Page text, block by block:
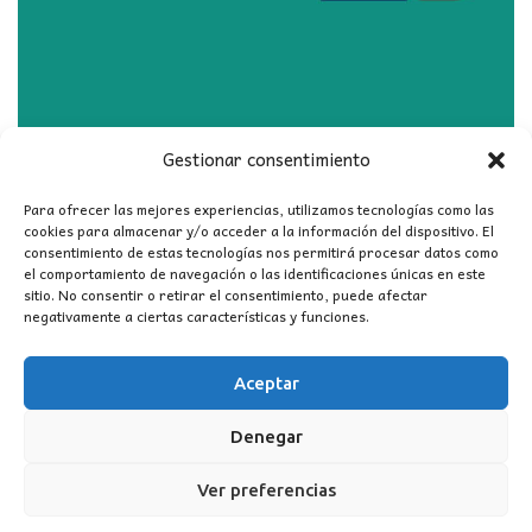
Gestionar consentimiento
Para ofrecer las mejores experiencias, utilizamos tecnologías como las
cookies para almacenar y/o acceder a la información del dispositivo. El
consentimiento de estas tecnologías nos permitirá procesar datos como
el comportamiento de navegación o las identificaciones únicas en este
sitio. No consentir o retirar el consentimiento, puede afectar
negativamente a ciertas características y funciones.
Aceptar
Denegar
Ver preferencias
CONSULTAR EXISTENCIAS